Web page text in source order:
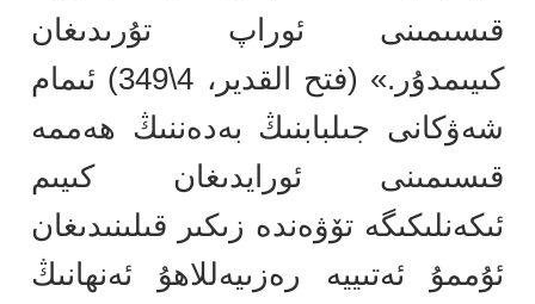
قىسىمىنى ئوراپ تۇرىدىغان
كىيىمدۇر.» (فتح القدير، 4\349) ئىمام
شەۋكانى جىلبابنىڭ بەدەننىڭ ھەممە
قىسىمىنى ئورايدىغان كىيىم
ئىكەنلىكىگە تۆۋەندە زىكىر قىلىنىدىغان
ئۇممۇ ئەتىييە رەزىيەللاھۇ ئەنھانىڭ